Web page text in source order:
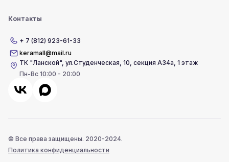
Контакты
+ 7 (812) 923-61-33
keramall@mail.ru
ТК "Ланской",ул.Студенческая, 10, секция А34а, 1 этаж
Пн-Вс 10:00 - 20:00
© Все права защищены. 2020-2024.
Политика конфиденциальности